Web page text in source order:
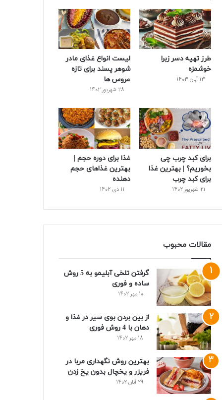
ک
ر
ی
س
ت
ب
س
طرز تهیه دسر زبرا
خوشمزه
13 آبان 1403
لیست انواع غذای مادر
شوهر پسند برای تازه
عروس ها
28 شهریور 1402
برای کبد چرب چی
بخوریم؟ | بهترین غذا
برای کبد چرب
21 شهریور 1402
غذا برای دوره حجم |
بهترین غذاهای حجم
دهنده
11 دی 1402
مقالات محبوب
گرفتن تلخی آبلیمو به 5 روش
ساده و فوری
10 مهر 1402
از بین بردن بوی سیر در غذا و
دهان با 4 روش فوری
18 مهر 1402
بهترین روش نگهداری مربا در
فریزر و یخچال بدون یخ زدن
29 آبان 1402